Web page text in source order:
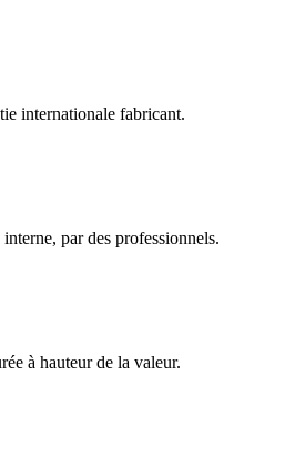
internationale fabricant.
par des professionnels.
à hauteur de la valeur.